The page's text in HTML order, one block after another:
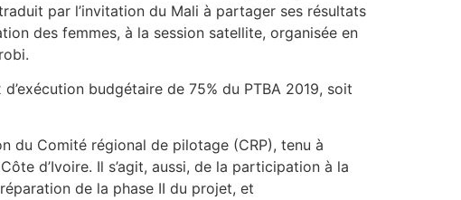
par l’invitation du Mali à partager ses résultats
des femmes, à la session satellite, organisée en
budgétaire de 75% du PTBA 2019, soit
du Comité régional de pilotage (CRP), tenu à
d’Ivoire. Il s’agit, aussi, de la participation à la
de la phase II du projet, et